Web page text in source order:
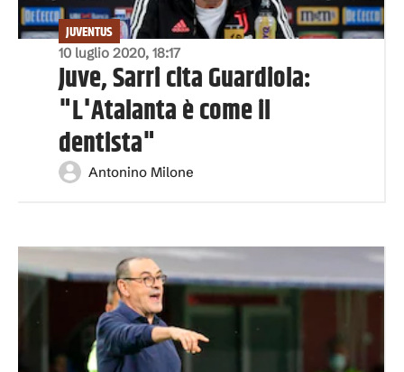
10 luglio 2020, 18:17
JUVENTUS
Juve, Sarri cita Guardiola:
"L'Atalanta è come il
dentista"
Antonino Milone